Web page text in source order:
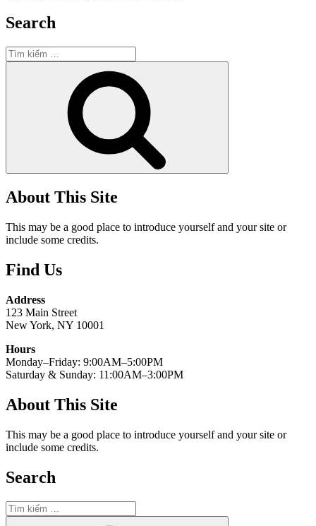
Search
Tìm
kiếm:
About This Site
This may be a good place to introduce yourself and your site or
include some credits.
Find Us
Address
123 Main Street
New York, NY 10001
Hours
Monday–Friday: 9:00AM–5:00PM
Saturday & Sunday: 11:00AM–3:00PM
About This Site
This may be a good place to introduce yourself and your site or
include some credits.
Search
Tìm
kiếm: